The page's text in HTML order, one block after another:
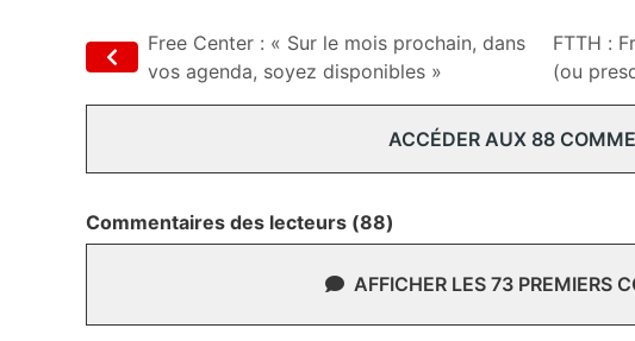
Free Center : « Sur le mois prochain, dans
vos agenda, soyez disponibles »
FTTH :
(ou
ACCÉDER AUX 88
Commentaires des lecteurs (88)
AFFICHER LES 73 PREMIERS